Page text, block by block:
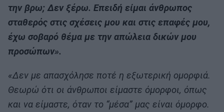
την βρω; Δεν ξέρω. Επειδή είμαι άνθρωπος
σταθερός στις σχέσεις μου και στις επαφές μου,
έχω σοβαρό θέμα με την απώλεια δικών μου
προσώπων».
«Δεν με απασχόλησε ποτέ η εξωτερική ομορφιά.
Θεωρώ ότι οι άνθρωποι είμαστε όμορφοι, όπως
και να είμαστε, όταν το “μέσα” μας είναι όμορφο.